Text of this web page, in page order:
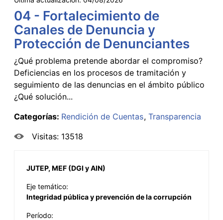
04 - Fortalecimiento de
Canales de Denuncia y
Protección de Denunciantes
¿Qué problema pretende abordar el compromiso?
Deficiencias en los procesos de tramitación y
seguimiento de las denuncias en el ámbito público
¿Qué solución...
Categorías: Rendición de Cuentas Transparencia
Visitas: 13518
JUTEP, MEF (DGI y AIN)
Eje temático:
Integridad pública y prevención de la corrupción
Período: